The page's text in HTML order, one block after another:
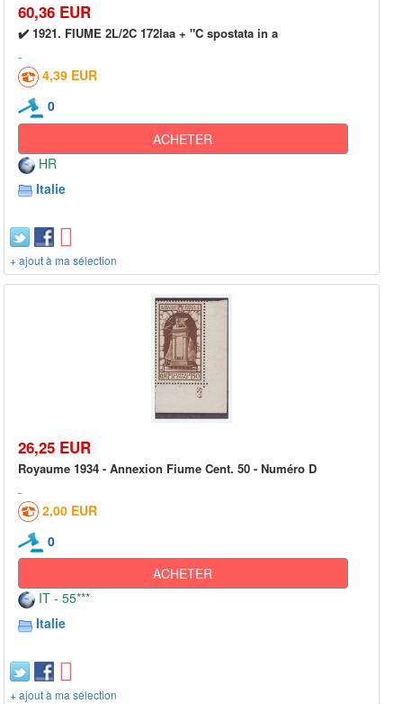
60,36 EUR
✔️ 1921. FIUME 2L/2C 172laa + "C spostata in a
4,39 EUR
0
ACHETER
HR
Italie
+ ajout à ma sélection
26,25 EUR
Royaume 1934 - Annexion Fiume Cent. 50 - Numéro D
2,00 EUR
0
ACHETER
IT - 55***
Italie
+ ajout à ma sélection